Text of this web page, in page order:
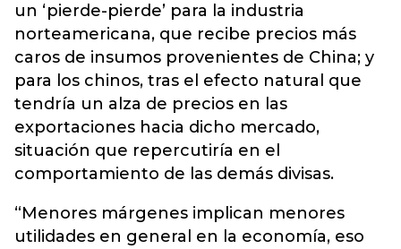
un ‘pierde-pierde’ para la industria
norteamericana, que recibe precios más
caros de insumos provenientes de China; y
para los chinos, tras el efecto natural que
tendría un alza de precios en las
exportaciones hacia dicho mercado,
situación que repercutiría en el
comportamiento de las demás divisas.
“Menores márgenes implican menores
utilidades en general en la economía, eso